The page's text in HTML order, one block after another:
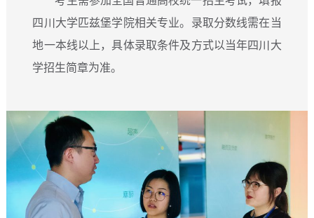
四川大学匹兹堡学院相关专业。录取分数线需在当
地一本线以上，具体录取条件及方式以当年四川大
学招生简章为准。